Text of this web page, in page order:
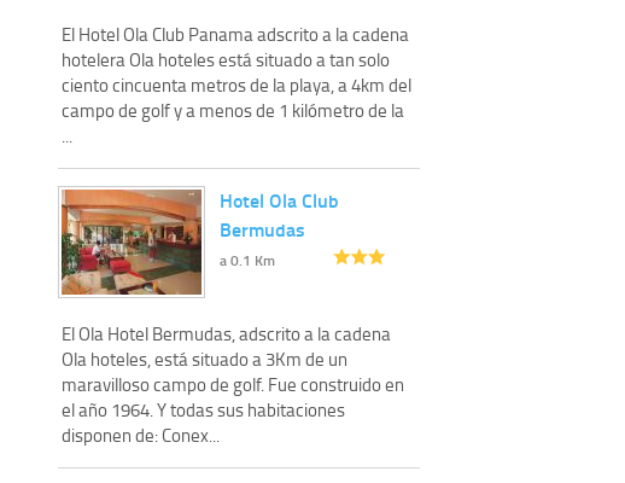
El Hotel Ola Club Panama adscrito a la cadena
hotelera Ola hoteles está situado a tan solo
ciento cincuenta metros de la playa, a 4km del
campo de golf y a menos de 1 kilómetro de la
Hotel Ola Club
Bermudas
a 0.1 Km
El Ola Hotel Bermudas, adscrito a la cadena
Ola hoteles, está situado a 3Km de un
maravilloso campo de golf. Fue construido en
el año 1964. Y todas sus habitaciones
disponen de: Conex...